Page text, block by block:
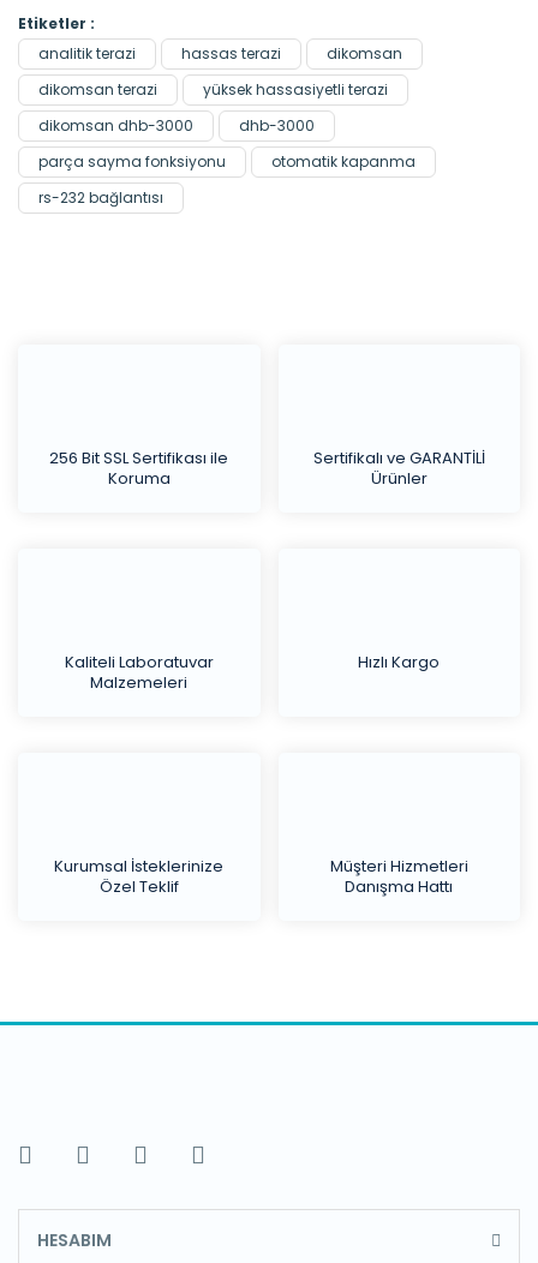
Etiketler :
analitik terazi
hassas terazi
dikomsan
dikomsan terazi
yüksek hassasiyetli terazi
dikomsan dhb-3000
dhb-3000
parça sayma fonksiyonu
otomatik kapanma
rs-232 bağlantısı
256 Bit SSL Sertifikası ile
Koruma
Sertifikalı ve GARANTİLİ
Ürünler
Kaliteli Laboratuvar
Malzemeleri
Hızlı Kargo
Kurumsal İsteklerinize
Özel Teklif
Müşteri Hizmetleri
Danışma Hattı
HESABIM